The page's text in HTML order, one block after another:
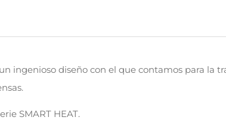
ingenioso diseño con el que contamos para la
SMART HEAT.